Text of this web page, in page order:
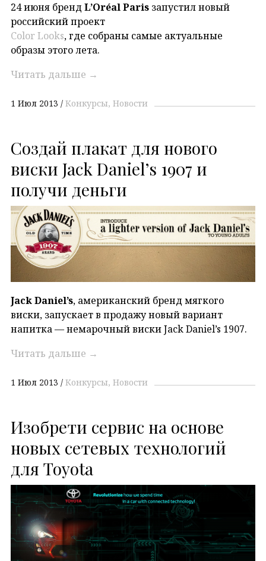
24 июня бренд L’Oréal Paris запустил новый
российский проект
Color Looks, где собраны самые актуальные
образы этого лета.
Читать дальше →
1 Июл 2013 Конкурсы Новости
Создай плакат для нового
виски Jack Daniel’s 1907 и
получи деньги
Jack Daniel’s, американский бренд мягкого
виски, запускает в продажу новый вариант
напитка — немарочный виски Jack Daniel’s 1907.
Читать дальше →
1 Июл 2013 Конкурсы Новости
Изобрети сервис на основе
новых сетевых технологий
для Toyota